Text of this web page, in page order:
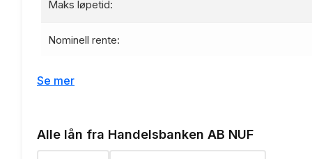
Maks løpetid:
Nominell rente:
Se mer
Alle lån fra Handelsbanken AB NUF